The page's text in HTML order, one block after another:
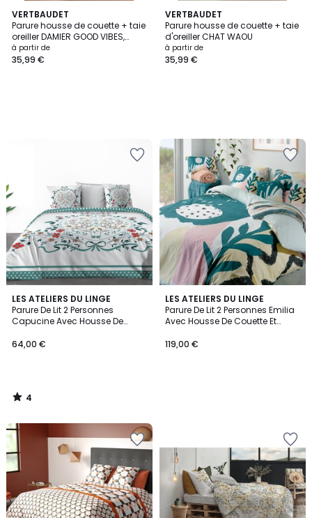
VERTBAUDET
Parure housse de couette + taie
oreiller DAMIER GOOD VIBES,
avec coton recyclé
à partir de
35,99 €
VERTBAUDET
Parure housse de couette + taie
d'oreiller CHAT WAOU
à partir de
35,99 €
LES ATELIERS DU LINGE
Parure De Lit 2 Personnes
Capucine Avec Housse De
Imprimé
64,00 €
4
/
5
4
/
LES ATELIERS DU LINGE
Parure De Lit 2 Personnes Emilia
Avec Housse De Couette Et
119,00 €